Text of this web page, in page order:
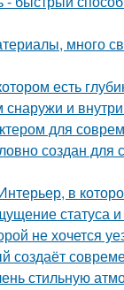
много
есть
и
для
создан для
в
статуса
не хочется
создаёт
стильную